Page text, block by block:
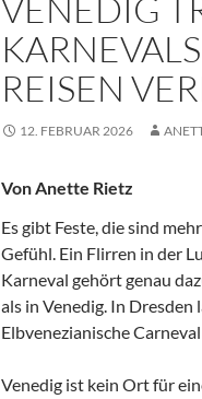
VENEDIG
REISEN
12. FEBRUAR 2026
Von Anette Rietz
Es gibt Feste, die sind
Gefühl. Ein Flirren in der
Karneval gehört genau
als in Venedig. In Dresden
Elbvenezianische
Venedig ist kein Ort für